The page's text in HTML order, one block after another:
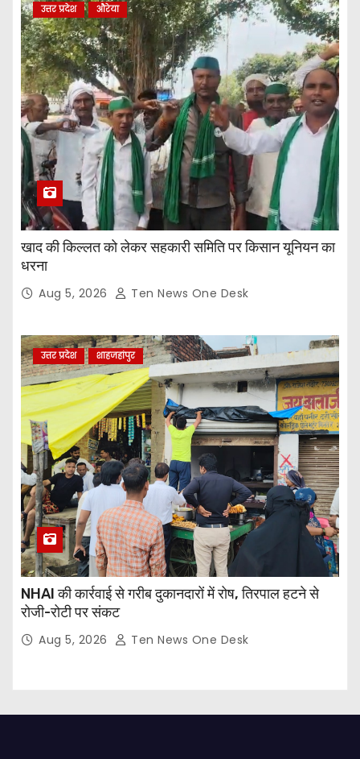
उत्तर प्रदेश औरेया
खाद की किल्लत को लेकर सहकारी समिति पर किसान यूनियन का
धरना
Aug 5, 2026 Ten News One Desk
उत्तर प्रदेश शाहजहांपुर
NHAI की कार्रवाई से गरीब दुकानदारों में रोष, तिरपाल हटने से
रोजी-रोटी पर संकट
Aug 5, 2026 Ten News One Desk